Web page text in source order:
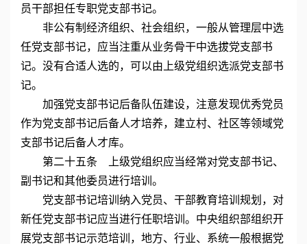
员干部担任专职党支部书记。
非公有制经济组织、社会组织，一般从管理层中选
任党支部书记，应当注重从业务骨干中选拔党支部书
记。没有合适人选的，可以由上级党组织选派党支部书
记。
加强党支部书记后备队伍建设，注意发现优秀党员
作为党支部书记后备人才培养，建立村、社区等领域党
支部书记后备人才库。
第二十五条 上级党组织应当经常对党支部书记、
副书记和其他委员进行培训。
党支部书记培训纳入党员、干部教育培训规划，对
新任党支部书记应当进行任职培训。中央组织部组织开
展党支部书记示范培训，地方、行业、系统一般根据党